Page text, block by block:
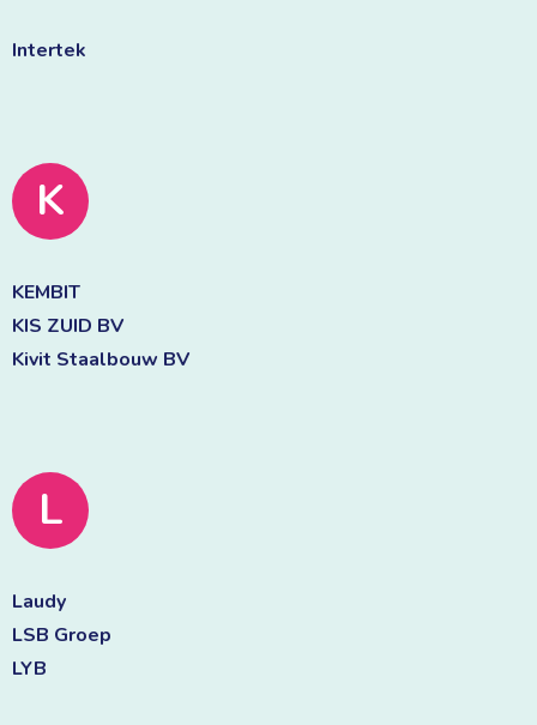
Intertek
K
KEMBIT
KIS ZUID BV
Kivit Staalbouw BV
L
Laudy
LSB Groep
LYB